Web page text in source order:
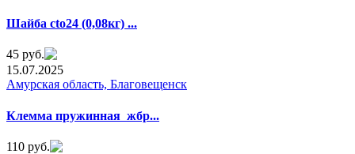
Шайба ctо24 (0,08кг) ...
45 руб.
15.07.2025
Амурская область, Благовещенск
Клемма пружинная жбp...
110 руб.